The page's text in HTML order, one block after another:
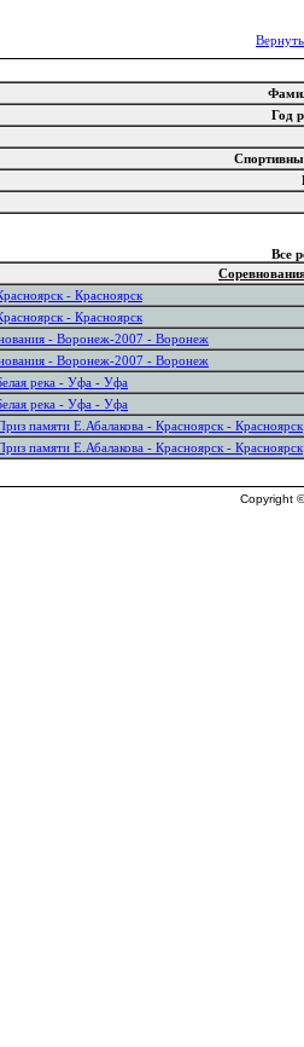
Год
Все
- Красноярск
- Красноярск
- Воронеж-2007 - Воронеж
- Воронеж-2007 - Воронеж
река - Уфа - Уфа
река - Уфа - Уфа
памяти Е.Абалакова - Красноярск - Красноярск
памяти Е.Абалакова - Красноярск - Красноярск
Copyright